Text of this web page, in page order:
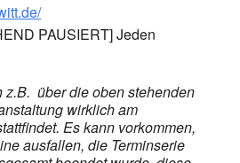
PAUSIERT] Jeden
z.B. über die oben stehenden
wirklich am
Es kann vorkommen,
ausfallen, die Terminserie